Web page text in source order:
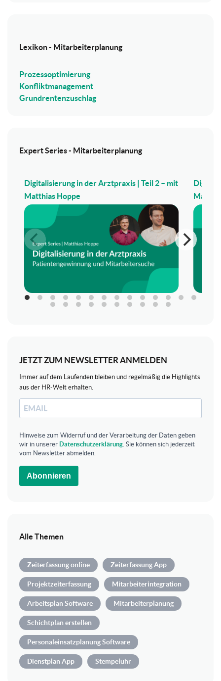
Lexikon - Mitarbeiterplanung
Prozessoptimierung
Konfliktmanagement
Grundrentenzuschlag
Expert Series - Mitarbeiterplanung
Digitalisierung in der Arztpraxis | Teil 2 – mit
Matthias Hoppe
JETZT ZUM NEWSLETTER ANMELDEN
Immer auf dem Laufenden bleiben und regelmäßig die Highlights
aus der HR-Welt erhalten.
Hinweise zum Widerruf und der Verarbeitung der Daten geben
wir in unserer Datenschutzerklärung . Sie können sich jederzeit
vom Newsletter abmelden.
Abonnieren
Alle Themen
Zeiterfassung online Zeiterfassung App
Projektzeiterfassung Mitarbeiterintegration
Arbeitsplan Software Mitarbeiterplanung
Schichtplan erstellen
Personaleinsatzplanung Software
Dienstplan App Stempeluhr